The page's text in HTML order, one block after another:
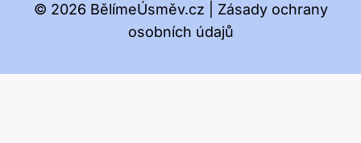
© 2026 BělímeÚsměv.cz | Zásady ochrany
osobních údajů